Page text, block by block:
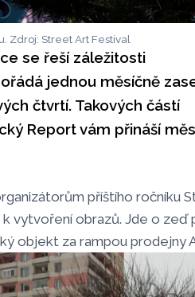
Zdroj: Street Art Festival
se řeší záležitosti
jednou měsíčně
čtvrtí. Takových částí
Report vám přináší
příštího ročníku
vytvoření obrazů. Jde o zeď
objekt za rampou prodejny